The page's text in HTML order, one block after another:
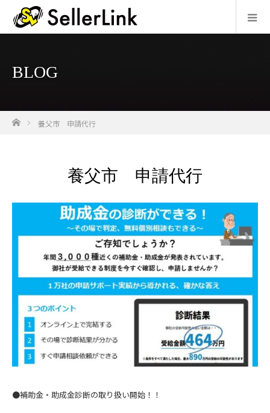
BLOG
ホーム養父市 申請代行
養父市 申請代行
●補助⾦・助成⾦診断の取り扱い開始！！